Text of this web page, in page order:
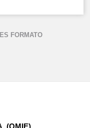
FORMATO
(OMIE)